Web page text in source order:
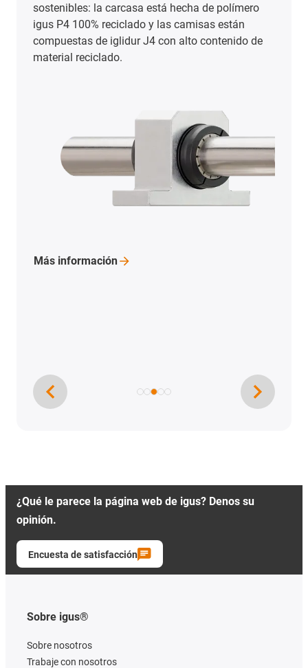
sostenibles: la carcasa está hecha de polímero
igus P4 100% reciclado y las camisas están
compuestas de iglidur J4 con alto contenido de
material reciclado.
Más información
¿Qué le parece la página web de igus? Denos su
opinión.
Encuesta de satisfacción
Sobre igus®
Sobre nosotros
Trabaje con nosotros